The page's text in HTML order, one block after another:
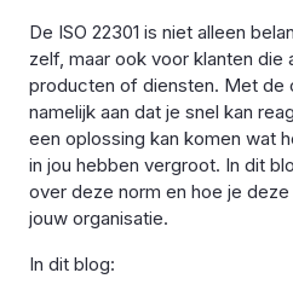
De ISO 22301 is niet alleen
zelf, maar ook voor klanten die
producten of diensten. Met de
namelijk aan dat je snel kan
een oplossing kan komen wat
in jou hebben vergroot. In dit
over deze norm en hoe je
jouw organisatie.
In dit blog: